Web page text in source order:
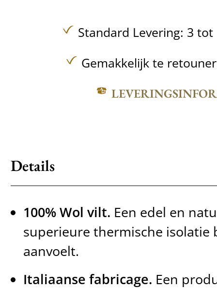
Standard Levering: 3
Gemakkelijk te
Details
100% Wol vilt. Een edel en
superieure thermische isolatie
aanvoelt.
Italiaanse fabricage. Een